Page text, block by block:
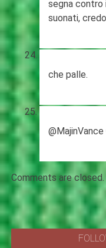
segna contro
suonati,
che palle.
Comments are closed.